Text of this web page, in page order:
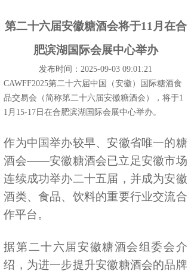
第二十六届安徽糖酒会将于11月在合
肥滨湖国际会展中心举办
发布时间：2025-09-03 09:01:21
CAWFF2025第二十六届中国（安徽）国际糖酒食
品交易会（简称第二十六届安徽糖酒会），将于1
1月15-17日在合肥滨湖国际会展中心举办。
作为中国举办较早、安徽省唯一的糖
酒会——安徽糖酒会已立足安徽市场
连续成功举办二十五届，并成为安徽
酒类、食品、饮料的重要行业交流合
作平台。
据第二十六届安徽糖酒会组委会介
绍，为进一步提升安徽糖酒会的品牌